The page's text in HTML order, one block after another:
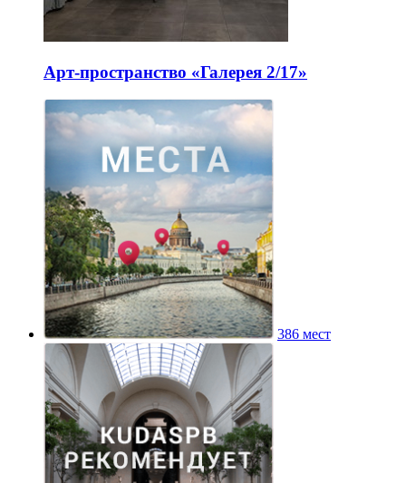
Арт-пространство «Галерея 2/17»
386 мест